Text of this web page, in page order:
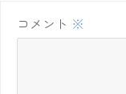
コメント ※